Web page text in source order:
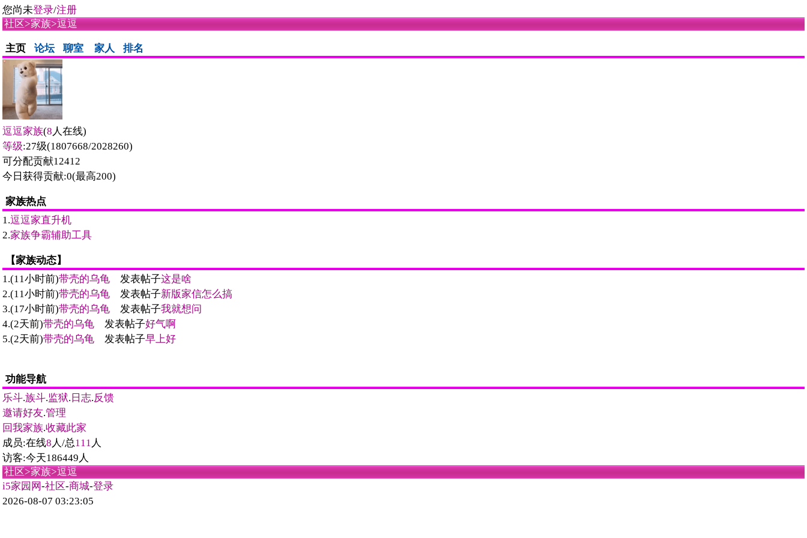
您尚未登录/注册
社区>家族>逗逗
主页 论坛 聊室 家人 排名
逗逗家族(8 人在线)
等级:27级(1807668/2028260)
可分配贡献12412
今日获得贡献:0(最高200)
家族热点
1.逗逗家直升机
2.家族争霸辅助工具
【家族动态】
1.(11小时前)带壳的乌龟 发表帖子这是啥
2.(11小时前)带壳的乌龟 发表帖子新版家信怎么搞
3.(17小时前)带壳的乌龟 发表帖子我就想问
4.(2天前)带壳的乌龟 发表帖子好气啊
5.(2天前)带壳的乌龟 发表帖子早上好
功能导航
乐斗.族斗.监狱. 日志.反馈
邀请好友.管理
回我家族.收藏此家
成员:在线8 人/总111 人
访客:今天186449人
社区>家族>逗逗
i5家园网-社区-商城-登录
2026-08-07 03:23:05